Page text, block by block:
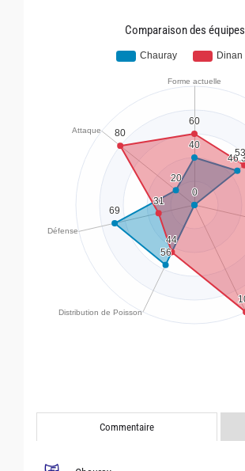
Comparaison des équipes
Commentaire